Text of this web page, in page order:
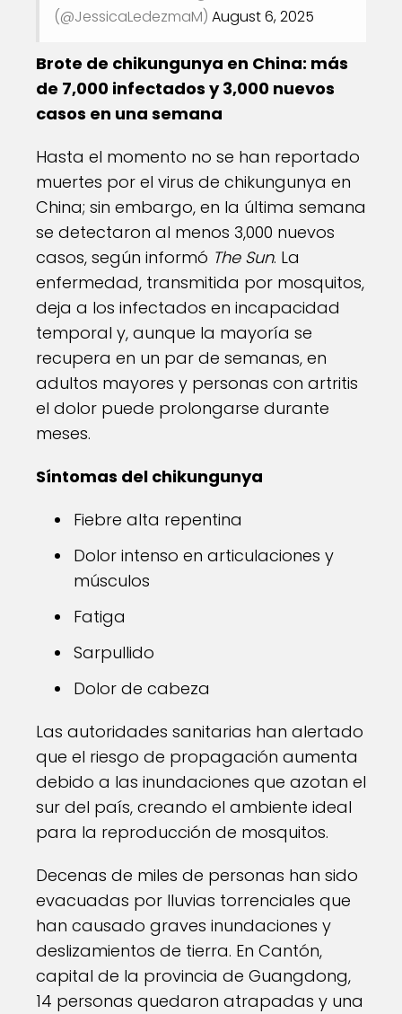
(@JessicaLedezmaM) August 6, 2025
Brote de chikungunya en China: más
de 7,000 infectados y 3,000 nuevos
casos en una semana
Hasta el momento no se han reportado
muertes por el virus de chikungunya en
China; sin embargo, en la última semana
se detectaron al menos 3,000 nuevos
casos, según informó The Sun. La
enfermedad, transmitida por mosquitos,
deja a los infectados en incapacidad
temporal y, aunque la mayoría se
recupera en un par de semanas, en
adultos mayores y personas con artritis
el dolor puede prolongarse durante
meses.
Síntomas del chikungunya
Fiebre alta repentina
Dolor intenso en articulaciones y
músculos
Fatiga
Sarpullido
Dolor de cabeza
Las autoridades sanitarias han alertado
que el riesgo de propagación aumenta
debido a las inundaciones que azotan el
sur del país, creando el ambiente ideal
para la reproducción de mosquitos.
Decenas de miles de personas han sido
evacuadas por lluvias torrenciales que
han causado graves inundaciones y
deslizamientos de tierra. En Cantón,
capital de la provincia de Guangdong,
14 personas quedaron atrapadas y una